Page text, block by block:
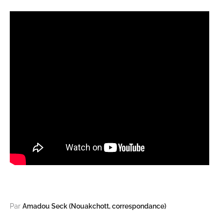
Par Amadou Seck (Nouakchott, correspondance)